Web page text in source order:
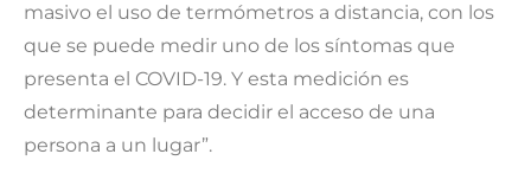
masivo el uso de termómetros a distancia, con los
que se puede medir uno de los síntomas que
presenta el COVID-19. Y esta medición es
determinante para decidir el acceso de una
persona a un lugar”.